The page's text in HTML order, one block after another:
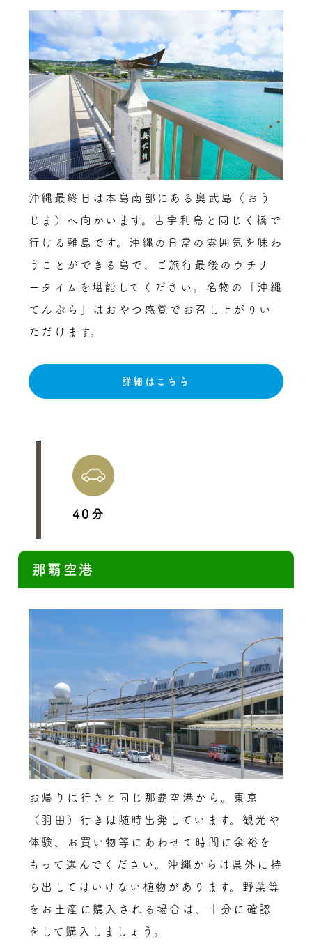
沖縄最終日は本島南部にある奥武島（おう
じま）へ向かいます。古宇利島と同じく橋で
行ける離島です。沖縄の日常の雰囲気を味わ
うことができる島で、ご旅行最後のウチナ
ータイムを堪能してください。名物の「沖縄
てんぷら」はおやつ感覚でお召し上がりい
ただけます。
詳細はこちら
40分
那覇空港
お帰りは行きと同じ那覇空港から。東京
（羽田）行きは随時出発しています。観光や
体験、お買い物等にあわせて時間に余裕を
もって選んでください。沖縄からは県外に持
ち出してはいけない植物があります。野菜等
をお土産に購入される場合は、十分に確認
をして購入しましょう。